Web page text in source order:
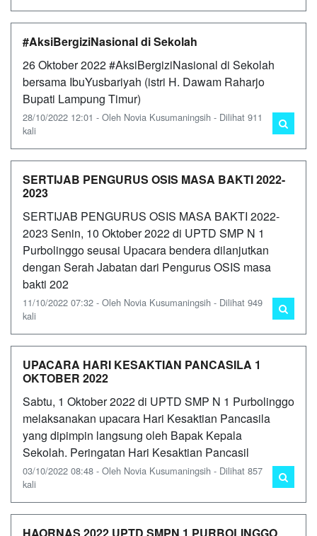
#AksiBergiziNasional di Sekolah
26 Oktober 2022 #AksiBergiziNasional di Sekolah
bersama IbuYusbariyah (istri H. Dawam Raharjo
Bupati Lampung Timur)
28/10/2022 12:01 - Oleh Novia Kusumaningsih - Dilihat 911
kali
SERTIJAB PENGURUS OSIS MASA BAKTI 2022-
2023
SERTIJAB PENGURUS OSIS MASA BAKTI 2022-
2023 Senin, 10 Oktober 2022 di UPTD SMP N 1
Purbolinggo seusai Upacara bendera dilanjutkan
dengan Serah Jabatan dari Pengurus OSIS masa
bakti 202
11/10/2022 07:32 - Oleh Novia Kusumaningsih - Dilihat 949
kali
UPACARA HARI KESAKTIAN PANCASILA 1
OKTOBER 2022
Sabtu, 1 Oktober 2022 di UPTD SMP N 1 Purbolinggo
melaksanakan upacara Hari Kesaktian Pancasila
yang dipimpin langsung oleh Bapak Kepala
Sekolah. Peringatan Hari Kesaktian Pancasil
03/10/2022 08:48 - Oleh Novia Kusumaningsih - Dilihat 857
kali
HAORNAS 2022 UPTD SMPN 1 PURBOLINGGO